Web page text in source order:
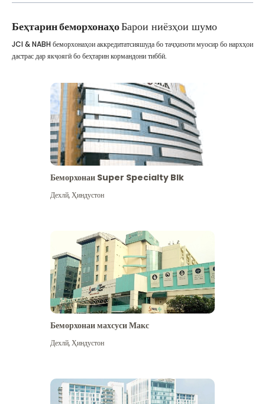
Беҳтарин беморхонаҳоБарои ниёзҳои шумо
JCI & NABH беморхонаҳои аккредитатсияшуда бо таҷҳизоти муосир бо нархҳои
дастрас дар якҷоягӣ бо беҳтарин кормандони тиббӣ.
Беморхонаи Super Specialty Blk
Дехлй,Ҳиндустон
Беморхонаи махсуси Макс
Дехлй,Ҳиндустон